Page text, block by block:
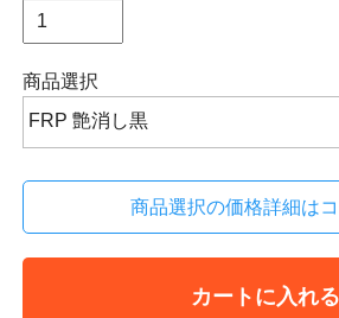
商品選択
商品選択の価格詳細は
カートに入れる